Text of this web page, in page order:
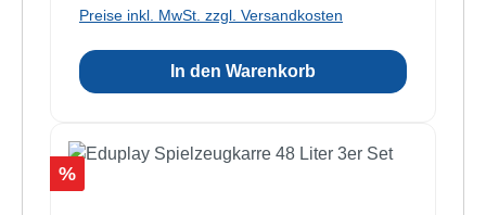
Preise inkl. MwSt. zzgl. Versandkosten
In den Warenkorb
Rabatt
%